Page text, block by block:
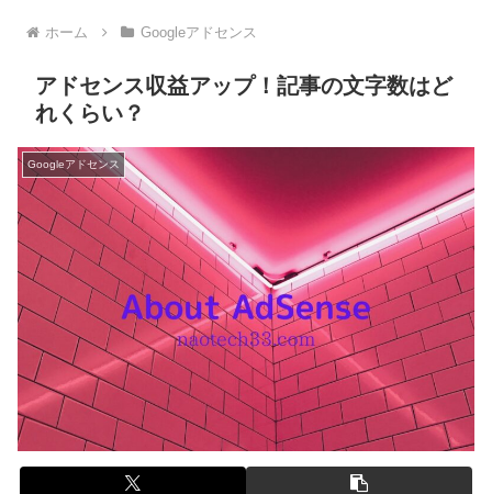
ホーム Googleアドセンス
アドセンス収益アップ！記事の文字数はど
れくらい？
Googleアドセンス